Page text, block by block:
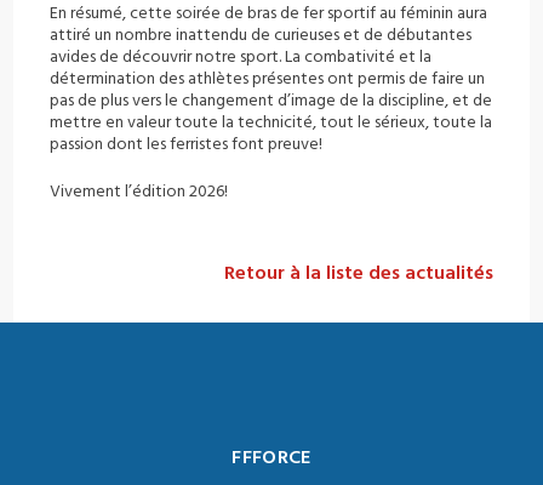
En résumé, cette soirée de bras de fer sportif au féminin aura
attiré un nombre inattendu de curieuses et de débutantes
avides de découvrir notre sport. La combativité et la
détermination des athlètes présentes ont permis de faire un
pas de plus vers le changement d’image de la discipline, et de
mettre en valeur toute la technicité, tout le sérieux, toute la
passion dont les ferristes font preuve!
Vivement l’édition 2026!
Retour à la liste des actualités
FFFORCE